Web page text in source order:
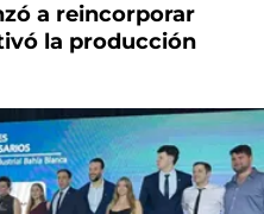
a reincorporar
la producción